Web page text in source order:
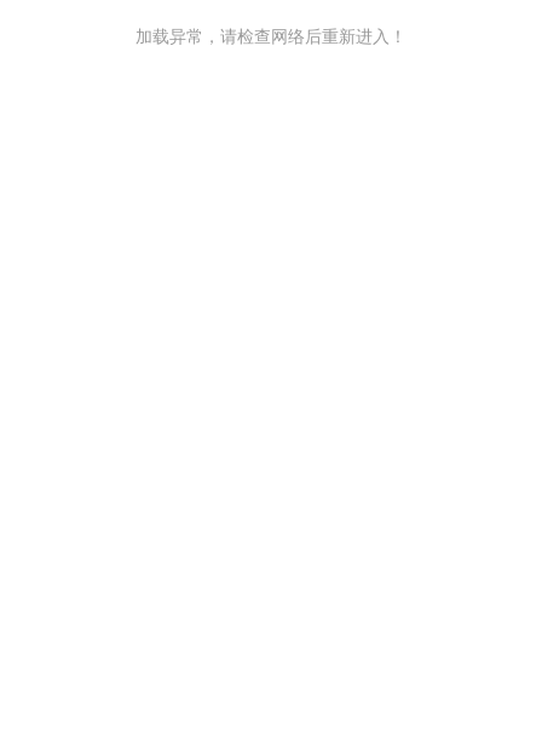
加载异常，请检查网络后重新进入！